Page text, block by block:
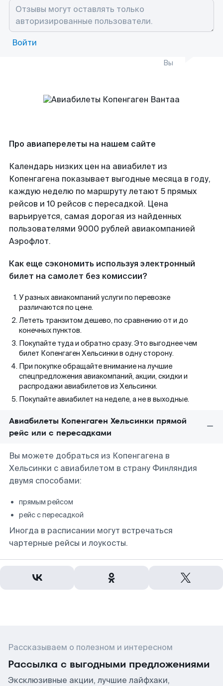
Войти
Вы
Про авиаперелеты на нашем сайте
Календарь низких цен на авиабилет из
Копенгагена показывает выгодные месяца в году,
каждую неделю по маршруту летают 5 прямых
рейсов и 10 рейсов с пересадкой. Цена
варьируется, самая дорогая из найденных
пользователями 9000 рублей авиакомпанией
Аэрофлот.
Как еще сэкономить используя электронный
билет на самолет без комиссии?
У разных авиакомпаний услуги по перевозке
различаются по цене.
Лететь транзитом дешево, по сравнению от и до
конечных пунктов.
Покупайте туда и обратно сразу. Это выгоднее чем
билет Копенгаген Хельсинки в одну сторону.
При покупке обращайте внимание на лучшие
спецпредложения авиакомпаний, акции, скидки и
распродажи авиабилетов из Хельсинки.
Покупайте авиабилет на неделе, а не в выходные.
Авиабилеты Копенгаген Хельсинки прямой
рейс или с пересадками
Вы можете добраться из Копенгагена в
Хельсинки с авиабилетом в страну Финляндия
двумя способами:
прямым рейсом
рейс с пересадкой
Иногда в расписании могут встречаться
чартерные рейсы и лоукосты.
Рассказываем о полезном и интересном
Рассылка с выгодными предложениями
Эксклюзивные акции, лучшие лайфхаки,